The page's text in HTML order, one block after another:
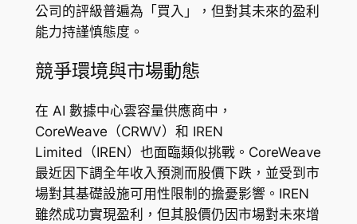
公司的評級普遍為「買入」，但對其未來的盈利
能力持謹慎態度。
競爭環境與市場動態
在 AI 數據中心雲容量供應商中，
CoreWeave（CRWV）和 IREN
Limited（IREN）也面臨類似挑戰。CoreWeave
最近因下調全年收入預測而股價下跌，並受到市
場對其基礎設施可用性限制的擔憂影響。IREN
雖然成功實現盈利，但其股價仍因市場對未來增